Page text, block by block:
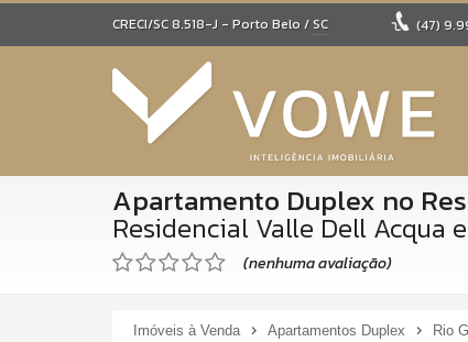
CRECI/SC 8.518-J - Porto Belo /SC (47)
Apartamento Duplex no
Residencial Valle Dell Acqua
(nenhuma avaliação)
Imóveis à Venda Apartamentos Duplex Rio